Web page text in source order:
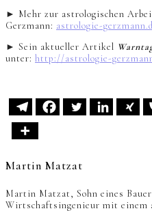
► Mehr zur astrologischen
Gerzmann: astrologie-
► Sein aktueller Artikel
unter: http://astrologie-
Martin Matzat
Martin Matzat, Sohn eines
Wirtschaftsingenieur mit einem